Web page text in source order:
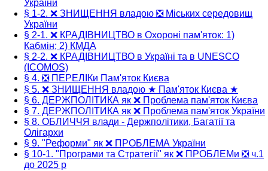
України
§ 1-2. ❌ ЗНИЩЕННЯ владою ❎ Міських середовищ
України
§ 2-1. ❌ КРАДІВНИЦТВО в Охороні пам'яток: 1)
Кабмін; 2) КМДА
§ 2-2. ❌ КРАДІВНИЦТВО в Україні та в UNESCO
(ICOMOS)
§ 4. ❎ ПЕРЕЛІКи Пам'яток Києва
§ 5. ❌ ЗНИЩЕННЯ владою ★ Пам'яток Києва ★
§ 6. ДЕРЖПОЛІТИКА як ❌ Проблема пам'яток Києва
§ 7. ДЕРЖПОЛІТИКА як ❌ Проблема пам'яток України
§ 8. ОБЛИЧЧЯ влади - Держполітики, Багатії та
Олігархи
§ 9. "Реформи" як ❌ ПРОБЛЕМА України
§ 10-1. "Програми та Стратегії" як ❌ ПРОБЛЕМи ❎ ч.1
до 2025 р